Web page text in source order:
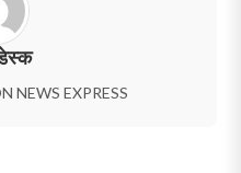
NEWS EXPRESS